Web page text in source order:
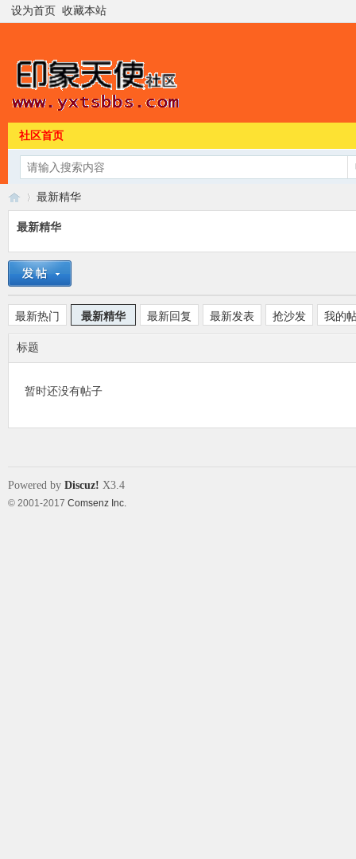
设为首页 收藏本站
社区首页
印›
最新精华
最新精华
最新热门 最新精华 最新回复 最新发表 抢沙发 我的
标题
暂时还没有帖子
Powered by Discuz! X3.4
© 2001-2017 Comsenz Inc.